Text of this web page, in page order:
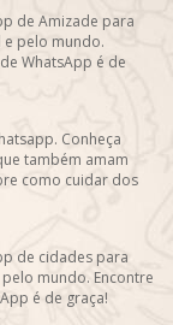
de Amizade para
e pelo mundo.
WhatsApp é de
Conheça
também amam
como cuidar dos
de cidades para
mundo. Encontre
é de graça!